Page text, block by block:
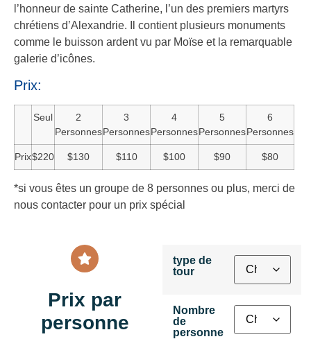
l’honneur de sainte Catherine, l’un des premiers martyrs
chrétiens d’Alexandrie. Il contient plusieurs monuments
comme le buisson ardent vu par Moïse et la remarquable
galerie d’icônes.
Prix:
Seul
2
Personnes
3
Personnes
4
Personnes
5
Personnes
6
Personnes
Prix$220 $130 $110 $100 $90 $80
*si vous êtes un groupe de 8 personnes ou plus, merci de
nous contacter pour un prix spécial
Prix par
personne
type de
tour
Nombre
de
personne